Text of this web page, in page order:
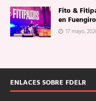
Fito &
en
17 mayo,
ENLACES SOBRE FDELR